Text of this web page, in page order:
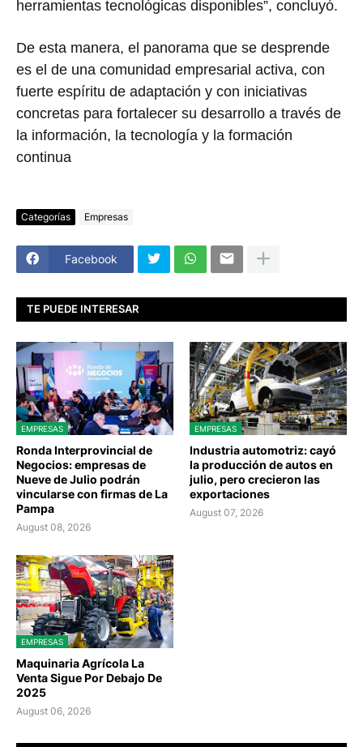
herramientas tecnológicas disponibles”, concluyó.
De esta manera, el panorama que se desprende
es el de una comunidad empresarial activa, con
fuerte espíritu de adaptación y con iniciativas
concretas para fortalecer su desarrollo a través de
la información, la tecnología y la formación
continua
Categorías Empresas
Facebook
TE PUEDE INTERESAR
EMPRESAS
Ronda Interprovincial de
Negocios: empresas de
Nueve de Julio podrán
vincularse con firmas de La
Pampa
August 08, 2026
EMPRESAS
Industria automotriz: cayó
la producción de autos en
julio, pero crecieron las
exportaciones
August 07, 2026
EMPRESAS
Maquinaria Agrícola La
Venta Sigue Por Debajo De
2025
August 06, 2026